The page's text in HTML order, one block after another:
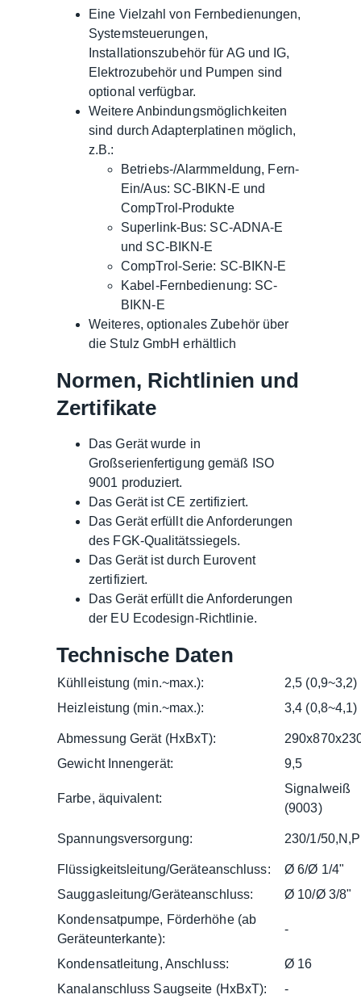
Eine Vielzahl von Fernbedienungen,
Systemsteuerungen,
Installationszubehör für AG und IG,
Elektrozubehör und Pumpen sind
optional verfügbar.
Weitere Anbindungsmöglichkeiten
sind durch Adapterplatinen möglich,
z.B.:
Betriebs-/Alarmmeldung, Fern-
Ein/Aus: SC-BIKN-E und
CompTrol-Produkte
Superlink-Bus: SC-ADNA-E
und SC-BIKN-E
CompTrol-Serie: SC-BIKN-E
Kabel-Fernbedienung: SC-
BIKN-E
Weiteres, optionales Zubehör über
die Stulz GmbH erhältlich
Normen, Richtlinien und
Zertifikate
Das Gerät wurde in
Großserienfertigung gemäß ISO
9001 produziert.
Das Gerät ist CE zertifiziert.
Das Gerät erfüllt die Anforderungen
des FGK-Qualitätssiegels.
Das Gerät ist durch Eurovent
zertifiziert.
Das Gerät erfüllt die Anforderungen
der EU Ecodesign-Richtlinie.
Technische Daten
Kühlleistung (min.~max.):
2,5 (0,9~3,2)
Heizleistung (min.~max.):
3,4 (0,8~4,1)
Abmessung Gerät (HxBxT):
Gewicht Innengerät:
9,5
Farbe, äquivalent:
Signalweiß
(9003)
Spannungsversorgung: 230/1/
Flüssigkeitsleitung/Geräteanschluss:
Ø 6/Ø 1/4"
Sauggasleitung/Geräteanschluss:
Ø 10/Ø 3/8"
Kondensatpumpe, Förderhöhe (ab
Geräteunterkante):
-
Kondensatleitung, Anschluss:
Ø 16
Kanalanschluss Saugseite (HxBxT):
-